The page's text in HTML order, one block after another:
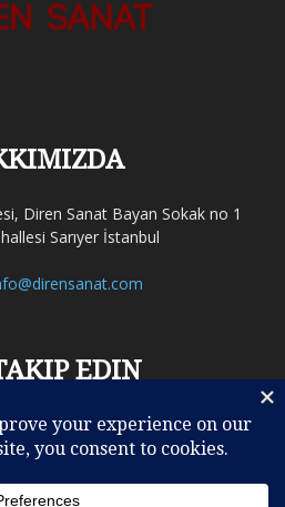
Diren Sanat Bayan Sokak no 1
Sarıyer İstanbul
EDIN